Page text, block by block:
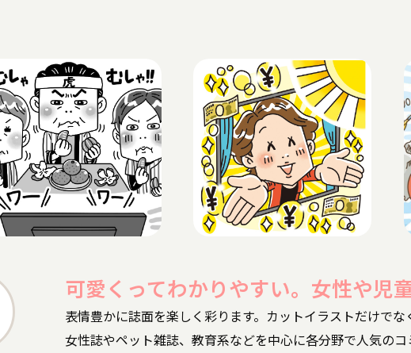
可愛くってわかりやすい。女性や児
表情豊かに誌面を楽しく彩ります。カットイラストだけでな
女性誌やペット雑誌、教育系などを中心に各分野で人気のコ